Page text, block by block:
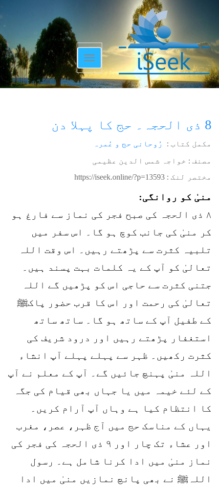
Toggle
navigation
8 ذی الحجہ۔ حج کا پہلا دن
مکمل کتاب : رُوحانی حج و عُمرہ
مصنف : خواجہ شمس الدین عظیمی
مختصر لنک : https://iseek.online/?p=13593
منیٰ کو روانگی:
۸ ذی الحجہ کی صبح فجر کی نماز سے فارغ ہو
کر منیٰ کی جانب کوچ ہو گا۔ اس سفر میں
تلبیہ کثرت سے پڑھتے رہیں۔ اس وقت اللہ
تعالیٰ کو آپ کے یہ کلمات بہت پسند ہیں۔
جتنی کثرت سے حاجی اس کو پڑھیں گے اللہ
تعالیٰ کی رحمت اور اس کا قرب حضور پاکﷺ
کے طفیل آپ کے ساتھ ہو گا۔ ساتھ ساتھ
استغفار پڑھتے رہیں اور درود شریف کی
کثرت رکھیں۔ ظہر سے پہلے پہلے آپ انشاء
اللہ منیٰ پہنچ جائیں گے۔ آپ کے معلم نے آپ
کے لئے خیمہ میں یا جہاں بھی قیام کی جگہ
کا انتظام کیا ہے وہاں آپ آرام کریں۔
یہاں کے مناسک حج میں آج ظہر، عصر، مغرب
اور عشاء تک چار اور ۹ ذی الحجہ کی فجر کی
نماز منیٰ میں ادا کرنا شامل ہے۔ رسول
اللہﷺ نے بھی پانچ نمازیں منیٰ میں ادا